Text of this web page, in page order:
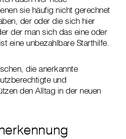
sie häufig nicht gerechnet
der oder die sich hier
der man sich das eine oder
eine unbezahlbare Starthilfe.
die anerkannte
und
den Alltag in der neuen